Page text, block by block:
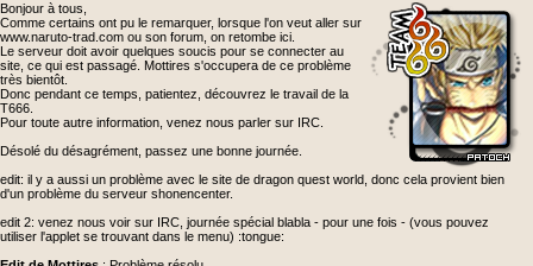
Bonjour à tous,
Comme certains ont pu le remarquer, lorsque l'on veut aller sur
www.naruto-trad.com ou son forum, on retombe ici.
Le serveur doit avoir quelques soucis pour se connecter au
site, ce qui est passagé. Mottires s'occupera de ce problème
très bientôt.
Donc pendant ce temps, patientez, découvrez le travail de la
T666.
Pour toute autre information, venez nous parler sur IRC.
Désolé du désagrément, passez une bonne journée.
edit: il y a aussi un problème avec le site de dragon quest world, donc cela provient bien
d'un problème du serveur shonencenter.
edit 2: venez nous voir sur IRC, journée spécial blabla - pour une fois - (vous pouvez
utiliser l'applet se trouvant dans le menu) :tongue: